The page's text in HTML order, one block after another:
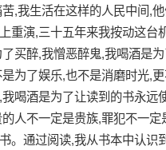
,我生活在这样的人民中间,
重演,三十五年来我按动这台
买醉,我憎恶醉鬼,我喝酒是
为了娱乐,也不是消磨时光,
喝酒是为了让读到的书永远
人不一定是贵族,罪犯不一
。通过阅读,我从书本中认识